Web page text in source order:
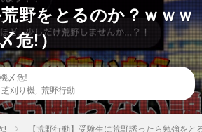
野をとるのか？ｗｗｗ
危!）
〆危!
芝刈り機 荒野行動
! 【荒野行動】受験生に荒野誘ったら勉強を